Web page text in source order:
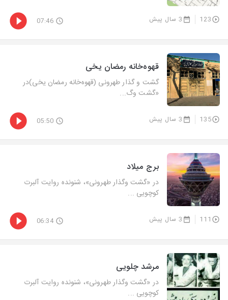
123 3 سال پیش 07:46
قهوه‌خانه رمضان یخی
گشت و گذار طهرونی (قهوه‌خانه رمضان یخی)در
«گشت‌ وگ...
135 3 سال پیش 05:50
برج میلاد
در «گشت‌ وگذار طهرونی»، شنونده روایت آلبرت
كوچویی ...
111 3 سال پیش 06:34
مرشد چلویی
در «گشت‌ وگذار طهرونی»، شنونده روایت آلبرت
كوچویی ...